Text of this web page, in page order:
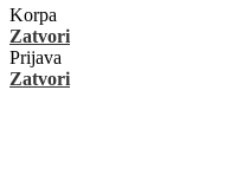
Korpa
Zatvori
Prijava
Zatvori